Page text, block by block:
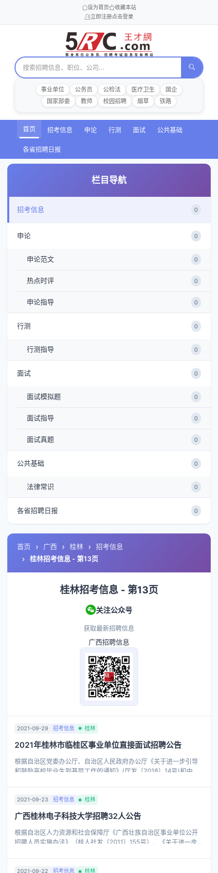
设为首页
收藏本站
立即注册点击登录
事业单位 公务员 公检法 医疗卫生
国企
国家部委
教师 校园招聘 烟草 铁路
首页 招考信息 申论 行测 面试 公共基础
各省招聘日报
首页 广西 桂林
招考信息
桂林招考信息 - 第13页
桂林招考信息 - 第13页
关注公众号
获取最新招聘信息
广西招聘信息
2021-09-29 招考信息 桂林
2021年桂林市临桂区事业单位直接面试招聘公告
根据自治区党委办公厅、自治区人民政府办公厅《关于进一步引导
和鼓励高校毕业生到基层工作的通知》(厅发〔2018〕14号)和中共
一步引导和鼓励高校毕业 ...
2021-09-23 招考信息 桂林
广西桂林电子科技大学招聘32人公告
根据自治区人力资源和社会保障厅《广西壮族自治区事业单位公开
招聘人员实施办法》（桂人社发〔2011〕155号）、《关于进一步规
号）等文件精神，经报自治区 ...
2021-09-22 招考信息 桂林
栏目导航
招考信息 0
申论 0
申论范文 0
热点时评 0
申论指导 0
行测 0
行测指导 0
面试 0
面试模拟题 0
面试指导 0
面试真题 0
公共基础 0
法律常识 0
各省招聘日报 0